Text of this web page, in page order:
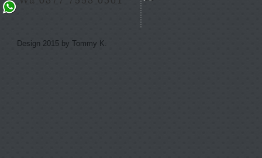
Design 2015 by Tommy K.